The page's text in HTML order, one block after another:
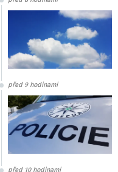
před 9 hodinami
před 10 hodinami